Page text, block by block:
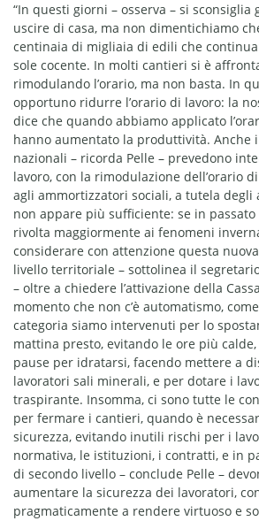
“In questi giorni – osserva – si sconsiglia
uscire di casa, ma non dimentichiamo
centinaia di migliaia di edili che
sole cocente. In molti cantieri si è
rimodulando l’orario, ma non basta. In
opportuno ridurre l’orario di lavoro: la
dice che quando abbiamo applicato
hanno aumentato la produttività. Anche
nazionali – ricorda Pelle – prevedono
lavoro, con la rimodulazione dell’orario
agli ammortizzatori sociali, a tutela degli
non appare più sufficiente: se in passato
rivolta maggiormente ai fenomeni
considerare con attenzione questa
livello territoriale – sottolinea il
– oltre a chiedere l’attivazione della
momento che non c’è automatismo,
categoria siamo intervenuti per lo
mattina presto, evitando le ore più
pause per idratarsi, facendo mettere a
lavoratori sali minerali, e per dotare i
traspirante. Insomma, ci sono tutte le
per fermare i cantieri, quando è
sicurezza, evitando inutili rischi per i
normativa, le istituzioni, i contratti, e in
di secondo livello – conclude Pelle –
aumentare la sicurezza dei lavoratori,
pragmaticamente a rendere virtuoso e